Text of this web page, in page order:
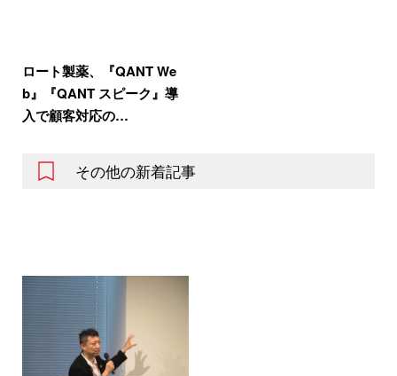
ロート製薬、『QANT We
b』『QANT スピーク』導
入で顧客対応の…
その他の新着記事